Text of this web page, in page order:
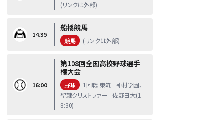
(リンクは外部)
14:35
船橋競馬
競馬 (リンクは外部)
16:00
第108回全国高校野球選手
権大会
野球
1回戦 東筑 - 神村学園、
聖隷クリストファー - 佐野日大(1
8:30)